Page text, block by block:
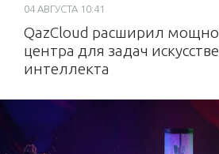
04 АВГУСТА 10:41
QazCloud расширил
центра для задач
интеллекта